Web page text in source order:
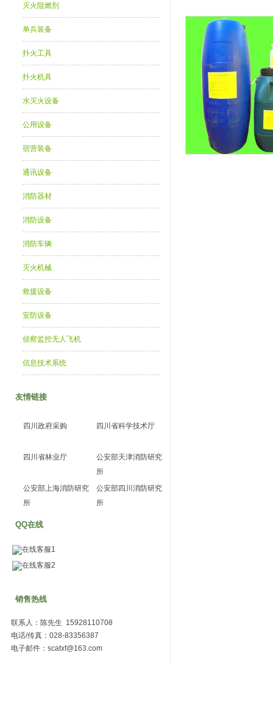
灭火阻燃剂
单兵装备
扑火工具
扑火机具
水灭火设备
公用设备
宿营装备
通讯设备
消防器材
消防设备
消防车辆
灭火机械
救援设备
安防设备
侦察监控无人飞机
信息技术系统
友情链接
四川政府采购 四川省科学技术厅
四川省林业厅
公安部天津消防研究
所
公安部上海消防研究
所
公安部四川消防研究
所
QQ在线
在线客服1
在线客服2
销售热线
联系人：陈先生 15928110708
电话/传真：028-83356387
电子邮件：scatxf@163.com